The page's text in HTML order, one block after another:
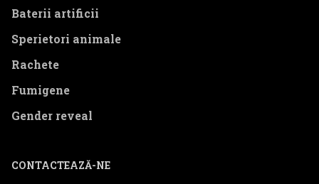
Baterii artificii
Sperietori animale
Rachete
Fumigene
Gender reveal
CONTACTEAZĂ-NE